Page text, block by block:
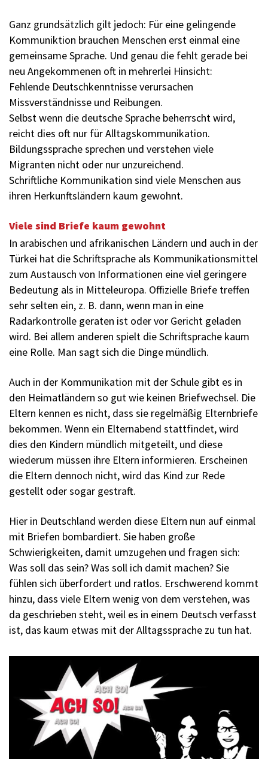
Ganz grundsätzlich gilt jedoch: Für eine gelingende
Kommuniktion brauchen Menschen erst einmal eine
gemeinsame Sprache. Und genau die fehlt gerade bei
neu Angekommenen oft in mehrerlei Hinsicht:
Fehlende Deutschkenntnisse verursachen
Missverständnisse und Reibungen.
Selbst wenn die deutsche Sprache beherrscht wird,
reicht dies oft nur für Alltagskommunikation.
Bildungssprache sprechen und verstehen viele
Migranten nicht oder nur unzureichend.
Schriftliche Kommunikation sind viele Menschen aus
ihren Herkunftsländern kaum gewohnt.
Viele sind Briefe kaum gewohnt
In arabischen und afrikanischen Ländern und auch in der
Türkei hat die Schriftsprache als Kommunikationsmittel
zum Austausch von Informationen eine viel geringere
Bedeutung als in Mitteleuropa. Offizielle Briefe treffen
sehr selten ein, z. B. dann, wenn man in eine
Radarkontrolle geraten ist oder vor Gericht geladen
wird. Bei allem anderen spielt die Schriftsprache kaum
eine Rolle. Man sagt sich die Dinge mündlich.
Auch in der Kommunikation mit der Schule gibt es in
den Heimatländern so gut wie keinen Briefwechsel. Die
Eltern kennen es nicht, dass sie regelmäßig Elternbriefe
bekommen. Wenn ein Elternabend stattfindet, wird
dies den Kindern mündlich mitgeteilt, und diese
wiederum müssen ihre Eltern informieren. Erscheinen
die Eltern dennoch nicht, wird das Kind zur Rede
gestellt oder sogar gestraft.
Hier in Deutschland werden diese Eltern nun auf einmal
mit Briefen bombardiert. Sie haben große
Schwierigkeiten, damit umzugehen und fragen sich:
Was soll das sein? Was soll ich damit machen? Sie
fühlen sich überfordert und ratlos. Erschwerend kommt
hinzu, dass viele Eltern wenig von dem verstehen, was
da geschrieben steht, weil es in einem Deutsch verfasst
ist, das kaum etwas mit der Alltagssprache zu tun hat.